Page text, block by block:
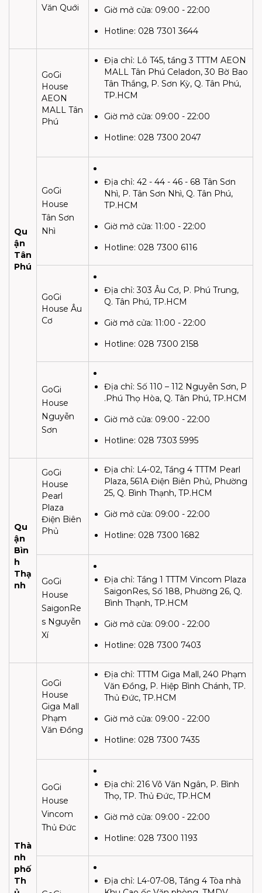
Văn Quới
Giờ mở cửa: 09:00 - 22:00
Hotline: 028 7301 3644
Qu
ận
Tân
Phú
GoGi
House
AEON
MALL Tân
Phú
Địa chỉ: Lô T45, tầng 3 TTTM AEON
MALL Tân Phú Celadon, 30 Bờ Bao
Tân Thắng, P. Sơn Kỳ, Q. Tân Phú,
TP.HCM
Giờ mở cửa: 09:00 - 22:00
Hotline: 028 7300 2047
GoGi
House
Tân Sơn
Nhì
Địa chỉ: 42 - 44 - 46 - 68 Tân Sơn
Nhì, P. Tân Sơn Nhì, Q. Tân Phú,
TP.HCM
Giờ mở cửa: 11:00 - 22:00
Hotline: 028 7300 6116
GoGi
House Âu
Cơ
Địa chỉ:303 Âu Cơ, P. Phú Trung,
Q. Tân Phú, TP.HCM
Giờ mở cửa: 11:00 - 22:00
Hotline: 028 7300 2158
GoGi
House
Nguyễn
Sơn
Địa chỉ: Số 110 – 112 Nguyễn Sơn, P
.Phú Thọ Hòa, Q. Tân Phú, TP.HCM
Giờ mở cửa: 09:00 - 22:00
Hotline: 028 7303 5995
Qu
ận
Bìn
h
Thạ
nh
GoGi
House
Pearl
Plaza
Điện Biên
Phủ
Địa chỉ: L4-02, Tầng 4 TTTM Pearl
Plaza, 561A Điện Biên Phủ, Phường
25, Q. Bình Thạnh, TP.HCM
Giờ mở cửa: 09:00 - 22:00
Hotline: 028 7300 1682
GoGi
House
SaigonRe
s Nguyễn
Xí
Địa chỉ: Tầng 1 TTTM Vincom Plaza
SaigonRes, Số 188, Phường 26, Q.
Bình Thạnh, TP.HCM
Giờ mở cửa: 09:00 - 22:00
Hotline: 028 7300 7403
Thà
nh
phố
Th
GoGi
House
Giga Mall
Phạm
Văn Đồng
Địa chỉ: TTTM Giga Mall, 240 Phạm
Văn Đồng, P. Hiệp Bình Chánh, TP.
Thủ Đức, TP.HCM
Giờ mở cửa: 09:00 - 22:00
Hotline: 028 7300 7435
GoGi
House
Vincom
Thủ Đức
Địa chỉ: 216 Võ Văn Ngân, P. Bình
Thọ, TP. Thủ Đức, TP.HCM
Giờ mở cửa: 09:00 - 22:00
Hotline: 028 7300 1193
Địa chỉ: L4-07-08, Tầng 4 Tòa nhà